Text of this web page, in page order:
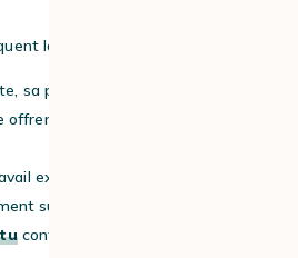
la rareté du
sa production est limitée et peu
les conditions idéales pour
exigeant de la part des
sur
continue d’être cultivé avec soin.